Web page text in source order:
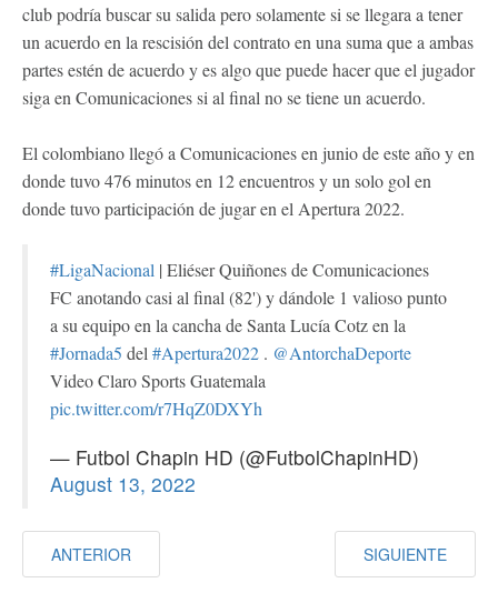
club podría buscar su salida pero solamente si se llegara a tener
un acuerdo en la rescisión del contrato en una suma que a ambas
partes estén de acuerdo y es algo que puede hacer que el jugador
siga en Comunicaciones si al final no se tiene un acuerdo.
El colombiano llegó a Comunicaciones en junio de este año y en
donde tuvo 476 minutos en 12 encuentros y un solo gol en
donde tuvo participación de jugar en el Apertura 2022.
#LigaNacional | Eliéser Quiñones de Comunicaciones
FC anotando casi al final (82') y dándole 1 valioso punto
a su equipo en la cancha de Santa Lucía Cotz en la
#Jornada5 del#Apertura2022 . @AntorchaDeporte
Video Claro Sports Guatemala
pic.twitter.com/r7HqZ0DXYh
— Futbol Chapin HD (@FutbolChapinHD)
August 13, 2022
ANTERIOR SIGUIENTE